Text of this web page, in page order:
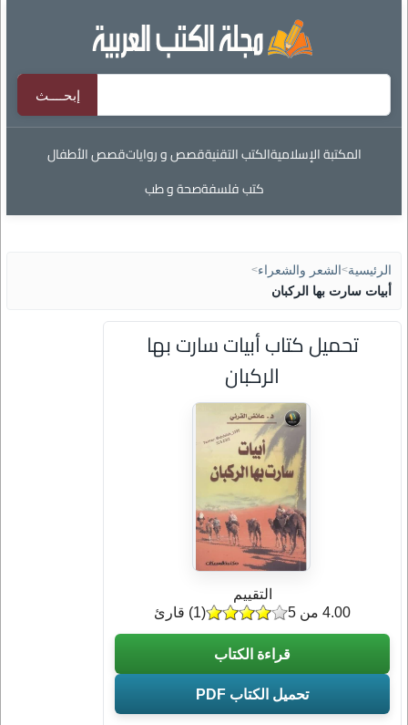
المكتبة الإسلاميةالكتب التقنيةقصص و رواياتقصص الأطفال
كتب فلسفةصحة و طب
الرئيسية> الشعر والشعراء>
أبيات سارت بها الركبان
تحميل كتاب أبيات سارت بها
الركبان
التقييم
(
1) قارئ 4.00 من 5
قراءة الكتاب
تحميل الكتاب PDF